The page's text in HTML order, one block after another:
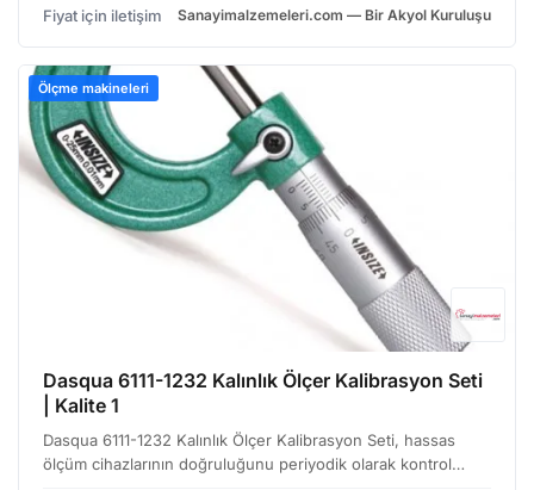
komparatörlerin sabitlenmesi ve farklı a…
Fiyat için iletişim Sanayimalzemeleri.com — Bir Akyol Kuruluşu
Ölçme makineleri
Dasqua 6111-1232 Kalınlık Ölçer Kalibrasyon Seti
| Kalite 1
Dasqua 6111-1232 Kalınlık Ölçer Kalibrasyon Seti, hassas
ölçüm cihazlarının doğruluğunu periyodik olarak kontrol